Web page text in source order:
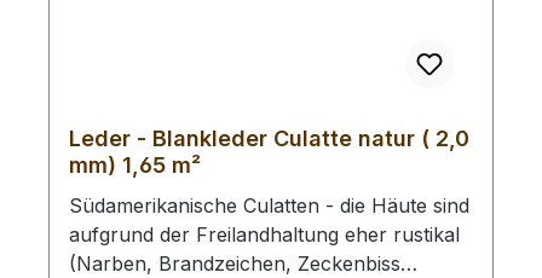
Leder - Blankleder Culatte natur ( 2,0
mm) 1,65 m²
Südamerikanische Culatten - die Häute sind
aufgrund der Freilandhaltung eher rustikal
(Narben, Brandzeichen, Zeckenbiss